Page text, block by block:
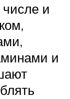
и
и